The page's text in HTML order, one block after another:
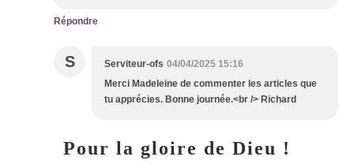
Répondre
S Serviteur-ofs 04/04/2025 15:16
Merci Madeleine de commenter les articles que
tu apprécies. Bonne journée.<br /> Richard
Pour la gloire de Dieu !